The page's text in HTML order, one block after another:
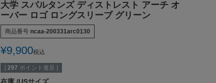
大学 スパルタンズ ディストレスト アーチ オ
ーバー ロゴ ロングスリーブ グリーン
商品番号 ncaa-200331arc0130
¥9,900税込
[ 297 ポイント進呈 ]
在庫 USサイズ